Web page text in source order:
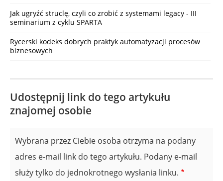
Jak ugryźć struclę, czyli co zrobić z systemami legacy - III
seminarium z cyklu SPARTA
Rycerski kodeks dobrych praktyk automatyzacji procesów
biznesowych
Udostępnij link do tego artykułu
znajomej osobie
Wybrana przez Ciebie osoba otrzyma na podany
adres e-mail link do tego artykułu. Podany e-mail
służy tylko do jednokrotnego wysłania linku.